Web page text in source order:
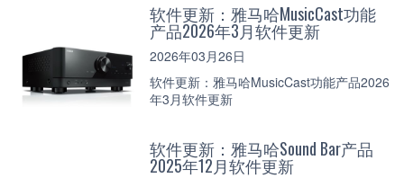
软件更新：雅马哈MusicCast功能
产品2026年3月软件更新
2026年03月26日
软件更新：雅马哈MusicCast功能产品2026
年3月软件更新
软件更新：雅马哈Sound Bar产品
2025年12月软件更新